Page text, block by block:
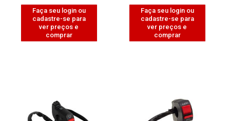
Faça seu login ou
cadastre-se para
ver preços e
comprar
Faça seu login ou
cadastre-se para
ver preços e
comprar